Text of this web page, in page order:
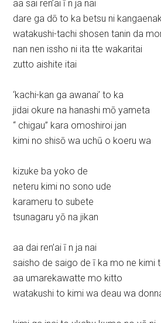
aa sai ren’ai ī n ja nai
dare ga dō to ka betsu ni
watakushi-tachi shosen tanin da
nan nen issho ni ita tte wakaritai
zutto aishite itai
‘kachi-kan ga awanai’ to ka
jidai okure na hanashi mō yameta
“ chigau” kara omoshiroi jan
kimi no shisō wa uchū o koeru wa
kizuke ba yoko de
neteru kimi no sono ude
karameru to subete
tsunagaru yō na jikan
aa dai ren’ai ī n ja nai
saisho de saigo de ī ka mo ne kimi
aa umarekawatte mo kitto
watakushi to kimi wa deau wa